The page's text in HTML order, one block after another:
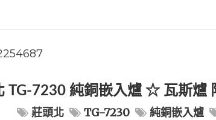
TG-7230 純銅嵌入爐 ☆ 瓦斯爐
莊頭北 TG-7230 純銅嵌入爐